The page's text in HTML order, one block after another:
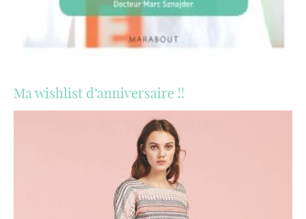
Ma wishlist d’anniversaire !!